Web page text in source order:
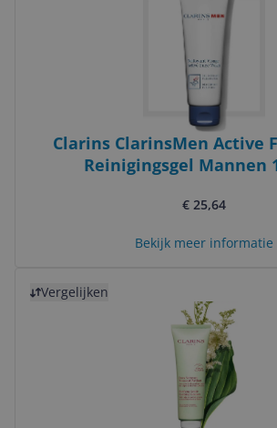
Clarins ClarinsMen Active
Reinigingsgel Mannen
€ 25,64
Bekijk meer informatie
Vergelijken